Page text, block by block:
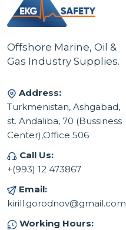
Offshore Marine, Oil &
Gas Industry Supplies.
Address:
Turkmenistan, Ashgabad,
st. Andaliba, 70 (Bussiness
Center),Office 506
Call Us:
+(993) 12 473867
Email:
kirill.gorodnov@gmail.com
Working Hours: